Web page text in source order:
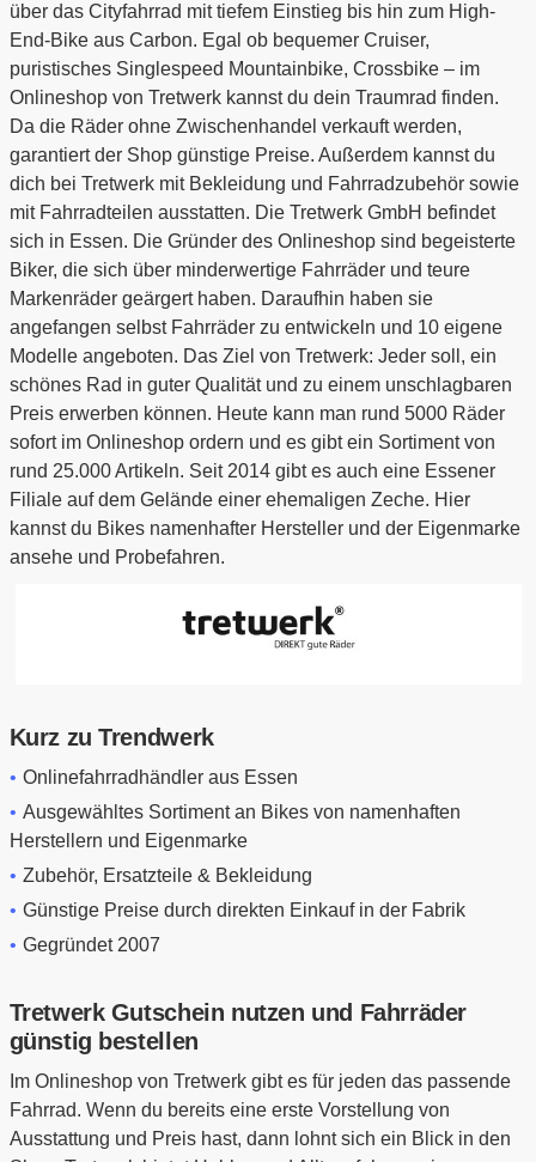
über das Cityfahrrad mit tiefem Einstieg bis hin zum High-
End-Bike aus Carbon. Egal ob bequemer Cruiser,
puristisches Singlespeed Mountainbike, Crossbike – im
Onlineshop von Tretwerk kannst du dein Traumrad finden.
Da die Räder ohne Zwischenhandel verkauft werden,
garantiert der Shop günstige Preise. Außerdem kannst du
dich bei Tretwerk mit Bekleidung und Fahrradzubehör sowie
mit Fahrradteilen ausstatten. Die Tretwerk GmbH befindet
sich in Essen. Die Gründer des Onlineshop sind begeisterte
Biker, die sich über minderwertige Fahrräder und teure
Markenräder geärgert haben. Daraufhin haben sie
angefangen selbst Fahrräder zu entwickeln und 10 eigene
Modelle angeboten. Das Ziel von Tretwerk: Jeder soll, ein
schönes Rad in guter Qualität und zu einem unschlagbaren
Preis erwerben können. Heute kann man rund 5000 Räder
sofort im Onlineshop ordern und es gibt ein Sortiment von
rund 25.000 Artikeln. Seit 2014 gibt es auch eine Essener
Filiale auf dem Gelände einer ehemaligen Zeche. Hier
kannst du Bikes namenhafter Hersteller und der Eigenmarke
ansehe und Probefahren.
Kurz zu Trendwerk
Onlinefahrradhändler aus Essen
Ausgewähltes Sortiment an Bikes von namenhaften
Herstellern und Eigenmarke
Zubehör, Ersatzteile & Bekleidung
Günstige Preise durch direkten Einkauf in der Fabrik
Gegründet 2007
Tretwerk Gutschein nutzen und Fahrräder
günstig bestellen
Im Onlineshop von Tretwerk gibt es für jeden das passende
Fahrrad. Wenn du bereits eine erste Vorstellung von
Ausstattung und Preis hast, dann lohnt sich ein Blick in den